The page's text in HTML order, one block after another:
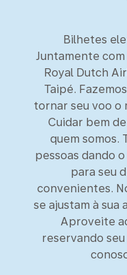
Bilhetes
Juntamente
Royal Dutch
Taipé.
tornar seu voo o
Cuidar bem
quem somos.
pessoas dando
para seu
convenientes.
se ajustam à sua
Aproveite
reservando